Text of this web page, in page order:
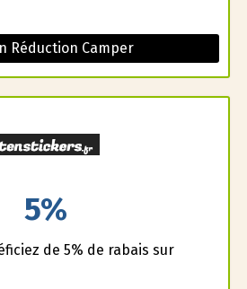
Réduction Camper
5%
de 5% de rabais sur